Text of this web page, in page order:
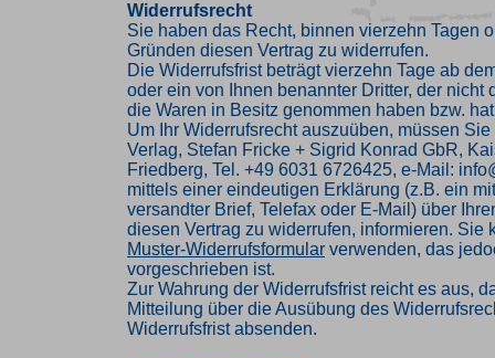
Widerrufsrecht
Sie haben das Recht, binnen vierzehn Tagen
Gründen diesen Vertrag zu widerrufen.
Die Widerrufsfrist beträgt vierzehn Tage ab
oder ein von Ihnen benannter Dritter, der nicht
die Waren in Besitz genommen haben bzw.
Um Ihr Widerrufsrecht auszuüben, müssen
Verlag, Stefan Fricke + Sigrid Konrad GbR,
Friedberg, Tel. +49 6031 6726425, e-Mail:
mittels einer eindeutigen Erklärung (z.B. ein
versandter Brief, Telefax oder E-Mail) über
diesen Vertrag zu widerrufen, informieren. Sie
Muster-Widerrufsformular verwenden, das
vorgeschrieben ist.
Zur Wahrung der Widerrufsfrist reicht es aus,
Mitteilung über die Ausübung des
Widerrufsfrist absenden.